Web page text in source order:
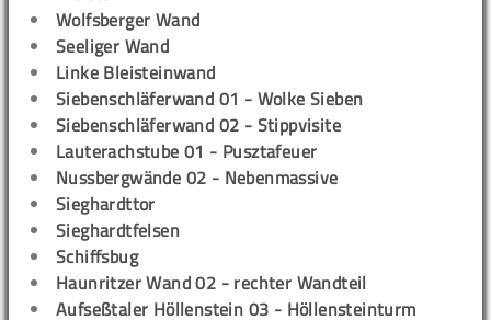
Wolfsberger Wand
Seeliger Wand
Linke Bleisteinwand
Siebenschläferwand 01 - Wolke Sieben
Siebenschläferwand 02 - Stippvisite
Lauterachstube 01 - Pusztafeuer
Nussbergwände 02 - Nebenmassive
Sieghardttor
Sieghardtfelsen
Schiffsbug
Haunritzer Wand 02 - rechter Wandteil
Aufseßtaler Höllenstein 03 - Höllensteinturm